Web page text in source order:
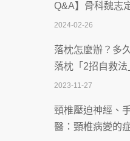
慣」逆轉腎功能
2026-07-08
體溫飆破41度！
致死率達8成
2026-07-07
深耕萬華55年 西
智慧 醫療布局
Q&A】骨科魏志
2024-02-26
落枕怎麼辦？多
落枕「2招自救
2023-11-27
頸椎壓迫神經、
醫：頸椎病變的